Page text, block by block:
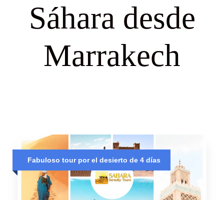
Sáhara desde
Marrakech
Fabuloso tour por el desierto de 4 días